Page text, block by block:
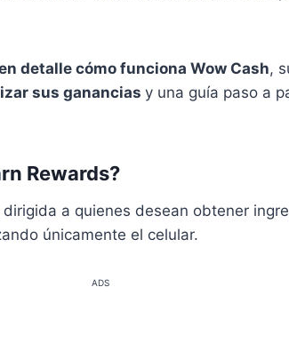
detalle cómo funciona Wow Cash,
sus ganancias y una guía paso a
Rewards?
dirigida a quienes desean obtener
únicamente el celular.
ADS